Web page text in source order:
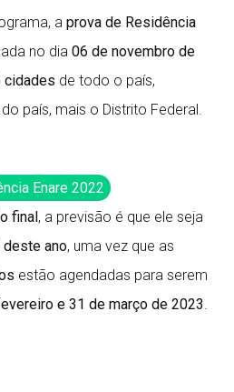
a prova de Residência
no dia 06 de novembro de
cidades de todo o país,
país, mais o Distrito Federal.
Enare 2022
final, a previsão é que ele seja
deste ano, uma vez que as
estão agendadas para serem
e 31 de março de 2023.